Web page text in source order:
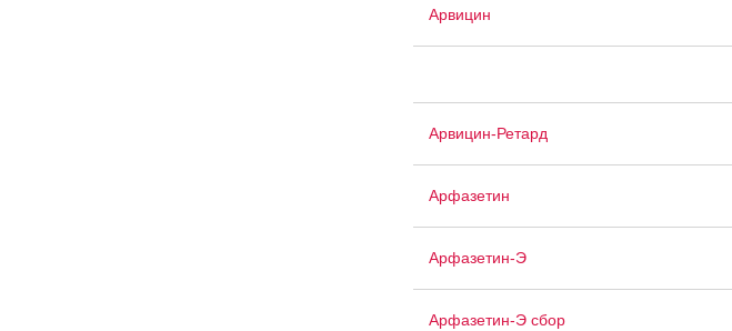
Арвицин
Арвицин-Ретард
Арфазетин
Арфазетин-Э
Арфазетин-Э сбор